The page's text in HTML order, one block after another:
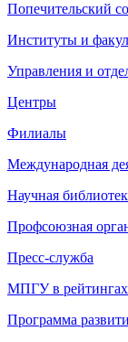
Попечительский
Институты и
Управления и
Центры
Филиалы
Международная
Научная
Профсоюзная
Пресс-служба
МПГУ в рейтингах
Программа